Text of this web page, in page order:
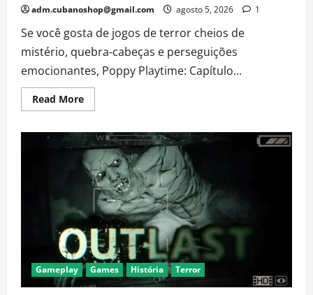
adm.cubanoshop@gmail.com agosto 5, 2026 1
Se você gosta de jogos de terror cheios de
mistério, quebra-cabeças e perseguições
emocionantes, Poppy Playtime: Capítulo...
Read MoreRead
more
Playtime:
Capítulo
3
–
O
capítulo
mais
assustador
da
série!
Gameplay Games História Terror